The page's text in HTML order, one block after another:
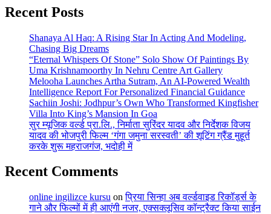
Recent Posts
Shanaya Al Haq: A Rising Star In Acting And Modeling,
Chasing Big Dreams
“Eternal Whispers Of Stone” Solo Show Of Paintings By
Uma Krishnamoorthy In Nehru Centre Art Gallery
Melooha Launches Artha Sutram, An AI-Powered Wealth
Intelligence Report For Personalized Financial Guidance
Sachiin Joshi: Jodhpur’s Own Who Transformed Kingfisher
Villa Into King’s Mansion In Goa
सुर म्यूजिक वर्ल्ड प्रा.लि., निर्माता सुरिंदर यादव और निर्देशक विजय
यादव की भोजपुरी फिल्म ‘गंगा जमुना सरस्वती’ की शूटिंग ग्रैंड मुहूर्त
करके शुरू महराजगंज, भदोही में
Recent Comments
online ingilizce kursu onप्रिया सिन्हा अब वर्ल्डवाइड रिकॉर्ड्स के
गाने और फिल्मों में ही आएंगी नजर, एक्सक्लूसिव कॉन्ट्रैक्ट किया साईन